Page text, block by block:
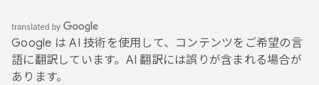
Google は AI 技術を使用して、コンテンツをご希望の言
語に翻訳しています。AI 翻訳には誤りが含まれる場合が
あります。